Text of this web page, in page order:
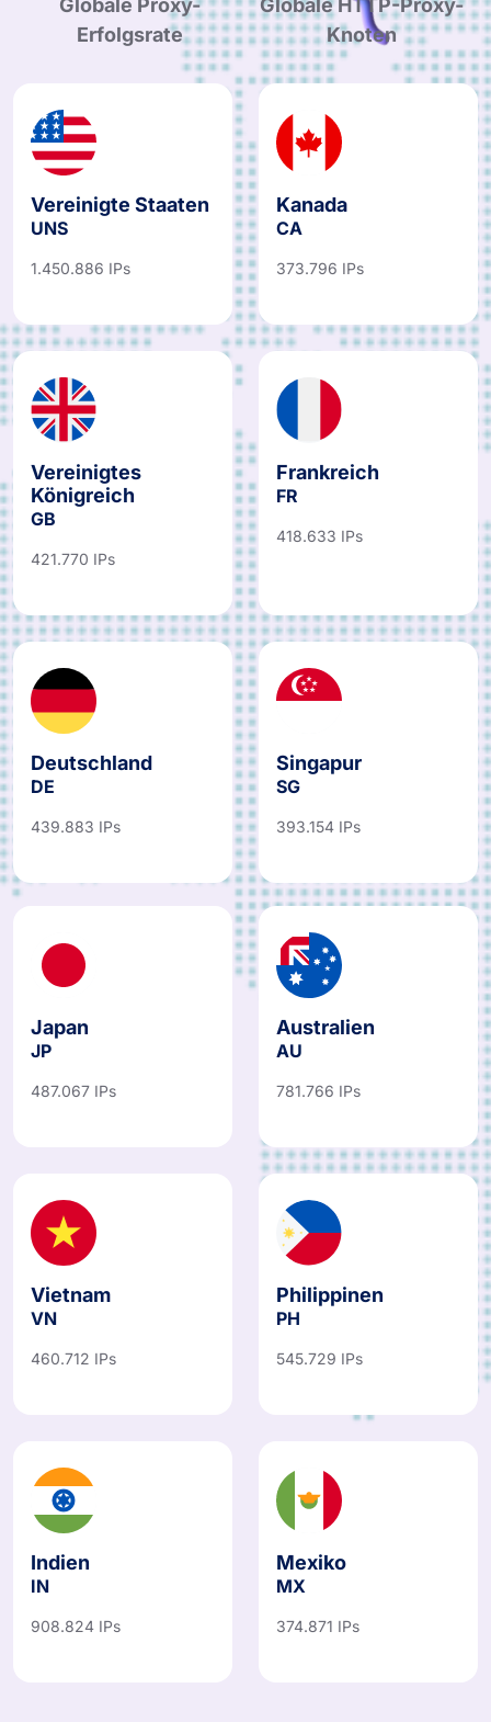
Globale Proxy-
Erfolgsrate
Globale HTTP-Proxy-
Knoten
Vereinigte Staaten
UNS
1.450.886 IPs
Kanada
CA
373.796 IPs
Vereinigtes
Königreich
GB
421.770 IPs
Frankreich
FR
418.633 IPs
Deutschland
DE
439.883 IPs
Singapur
SG
393.154 IPs
Japan
JP
487.067 IPs
Australien
AU
781.766 IPs
Vietnam
VN
460.712 IPs
Philippinen
PH
545.729 IPs
Indien
IN
908.824 IPs
Mexiko
MX
374.871 IPs